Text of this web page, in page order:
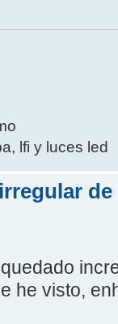
lfi y luces led
he visto,